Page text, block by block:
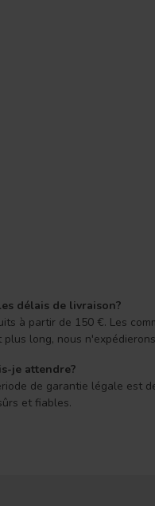
délais de livraison?
à partir de 150 €. Les
long, nous
je attendre?
de garantie légale est
et fiables.